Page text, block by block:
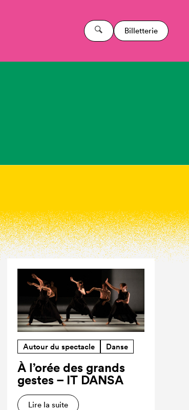
Billetterie
Autour du spectacle Danse
À l’orée des grands
gestes – IT DANSA
Lire la suite